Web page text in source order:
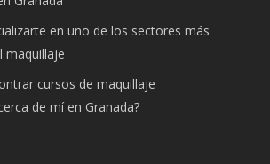
en uno de los sectores más
maquillaje
cursos de maquillaje
de mí en Granada?